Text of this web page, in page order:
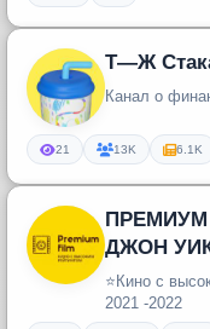
Т—Ж
Канал о
21 13K 6.1K
ДЖОН
⭐️Кино с
2021 -2022